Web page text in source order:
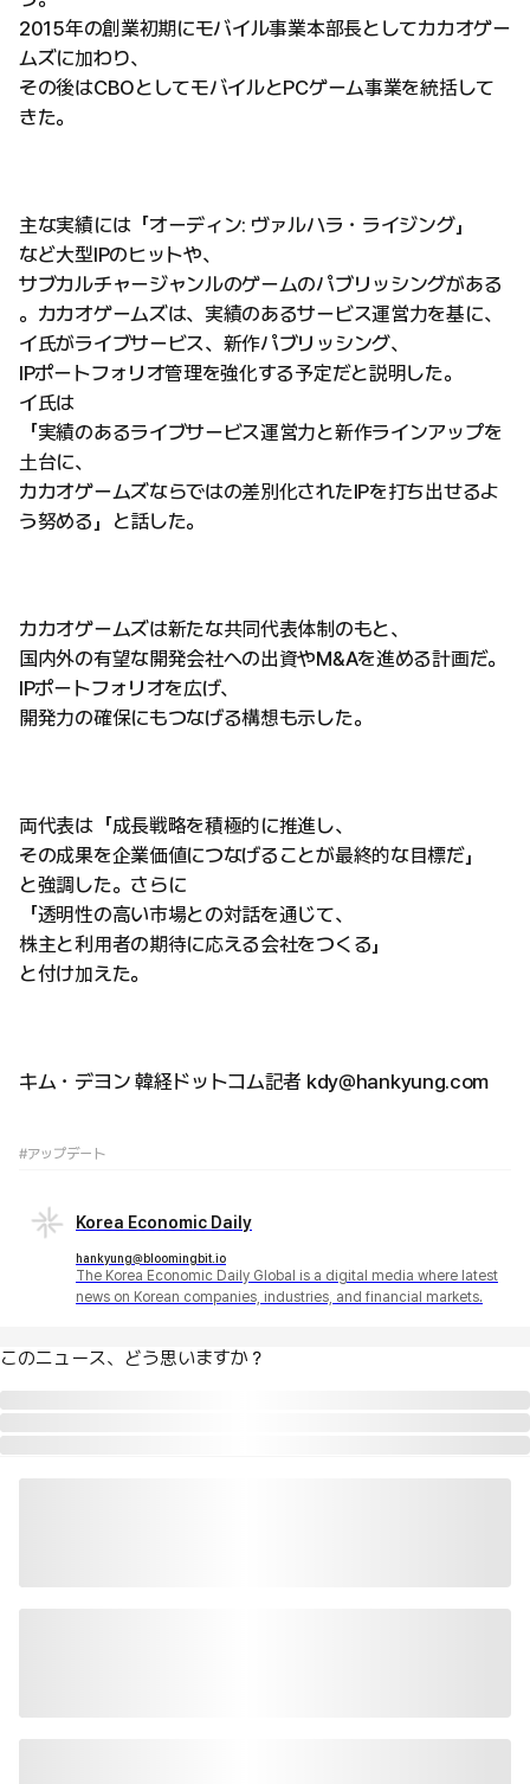
2015年の創業初期にモバイル事業本部長としてカカオゲー
ムズに加わり、
その後はCBOとしてモバイルとPCゲーム事業を統括して
きた。
主な実績には「オーディン: ヴァルハラ・ライジング」
など大型IPのヒットや、
サブカルチャージャンルのゲームのパブリッシングがある
。カカオゲームズは、実績のあるサービス運営力を基に、
イ氏がライブサービス、新作パブリッシング、
IPポートフォリオ管理を強化する予定だと説明した。
イ氏は
「実績のあるライブサービス運営力と新作ラインアップを
土台に、
カカオゲームズならではの差別化されたIPを打ち出せるよ
う努める」と話した。
カカオゲームズは新たな共同代表体制のもと、
国内外の有望な開発会社への出資やM&Aを進める計画だ。
IPポートフォリオを広げ、
開発力の確保にもつなげる構想も示した。
両代表は「成長戦略を積極的に推進し、
その成果を企業価値につなげることが最終的な目標だ」
と強調した。さらに
「透明性の高い市場との対話を通じて、
株主と利用者の期待に応える会社をつくる」
と付け加えた。
キム・デヨン 韓経ドットコム記者 kdy@hankyung.com
#アップデート
Korea Economic Daily
hankyung@bloomingbit.io
The Korea Economic Daily Global is a digital media where latest
news on Korean companies, industries, and financial markets.
このニュース、どう思いますか？